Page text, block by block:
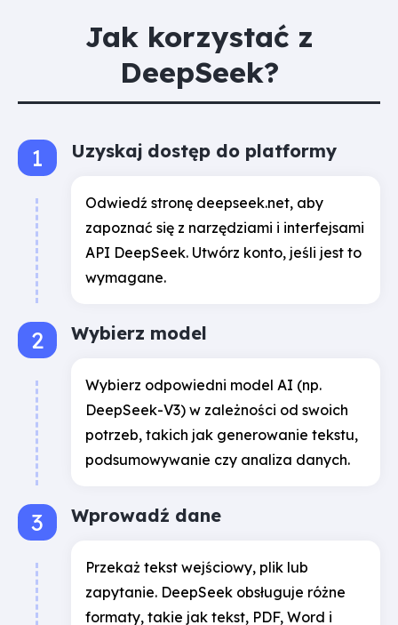
Jak korzystać z
DeepSeek?
Uzyskaj dostęp do platformy
Odwiedź stronę deepseek.net, aby
zapoznać się z narzędziami i interfejsami
API DeepSeek. Utwórz konto, jeśli jest to
wymagane.
Wybierz model
Wybierz odpowiedni model AI (np.
DeepSeek-V3) w zależności od swoich
potrzeb, takich jak generowanie tekstu,
podsumowywanie czy analiza danych.
Wprowadź dane
Przekaż tekst wejściowy, plik lub
zapytanie. DeepSeek obsługuje różne
formaty, takie jak tekst, PDF, Word i